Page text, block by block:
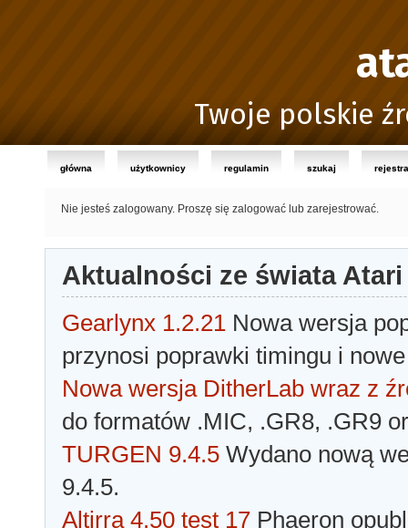
Twoje polskie
główna użytkownicy regulamin szukaj
Nie jesteś zalogowany. Proszę się zalogować lub zarejestrować.
Aktualności ze świata Atari
Gearlynx 1.2.21 Nowa wersja
przynosi poprawki timingu i
Nowa wersja DitherLab wraz z
do formatów .MIC, .GR8, .GR9
TURGEN 9.4.5 Wydano nową
9.4.5.
Altirra 4.50 test 17 Phaeron